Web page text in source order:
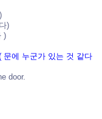
)
)
에 누군가 있는 것 같다
door.